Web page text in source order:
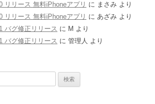
リリース 無料iPhoneアプリ に まさみ より
リリース 無料iPhoneアプリ に あざみ より
バグ修正リリース に M より
バグ修正リリース に 管理人 より